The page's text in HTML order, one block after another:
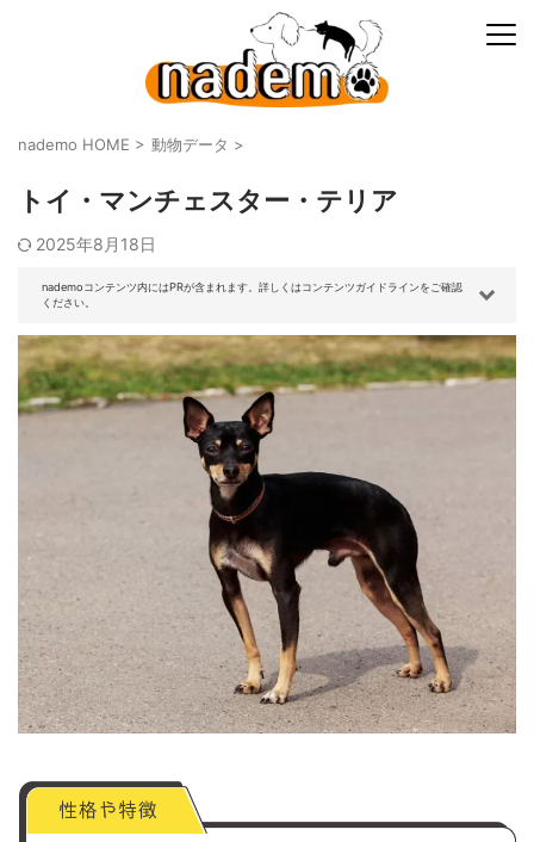
nademo HOME > 動物データ >
トイ・マンチェスター・テリア
2025年8月18日
nademoコンテンツ内にはPRが含まれます。詳しくはコンテンツガイドラインをご確認
ください。